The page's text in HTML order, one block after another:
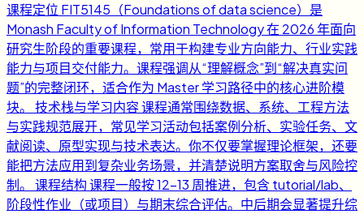
课程定位 FIT5145（Foundations of data science）是
Monash Faculty of Information Technology 在 2026 年面向
研究生阶段的重要课程，常用于构建专业方向能力、行业实践
能力与项目交付能力。课程强调从“理解概念”到“解决真实问
题”的完整闭环，适合作为 Master 学习路径中的核心进阶模
块。 技术栈与学习内容 课程通常围绕数据、系统、工程方法
与实践规范展开，常见学习活动包括案例分析、实验任务、文
献阅读、原型实现与技术表达。你不仅要掌握理论框架，还要
能把方法应用到复杂业务场景，并清楚说明方案取舍与风险控
制。 课程结构 课程一般按 12-13 周推进，包含 tutorial/lab、
阶段性作业（或项目）与期末综合评估。中后期会显著提升综